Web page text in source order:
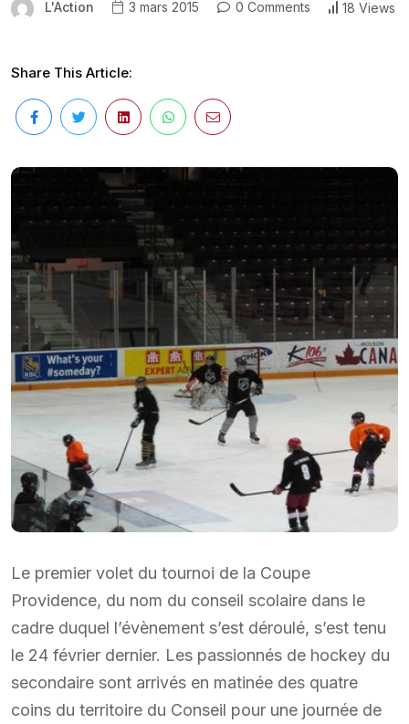
L'Action 3 mars 2015 0 Comments 18 Views
Share This Article:
Le premier volet du tournoi de la Coupe
Providence, du nom du conseil scolaire dans le
cadre duquel l’évènement s’est déroulé, s’est tenu
le 24 février dernier. Les passionnés de hockey du
secondaire sont arrivés en matinée des quatre
coins du territoire du Conseil pour une journée de